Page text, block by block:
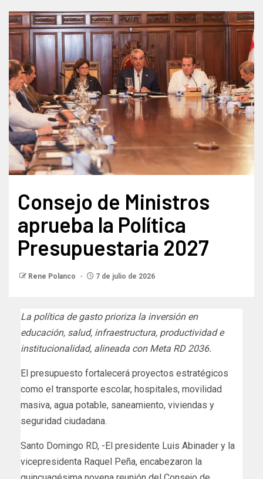
Consejo de Ministros
aprueba la Política
Presupuestaria 2027
Rene Polanco 7 de julio de 2026
La política de gasto prioriza la inversión en
educación, salud, infraestructura, productividad e
institucionalidad, alineada con Meta RD 2036.
El presupuesto fortalecerá proyectos estratégicos
como el transporte escolar, hospitales, movilidad
masiva, agua potable, saneamiento, viviendas y
seguridad ciudadana.
Santo Domingo RD, -El presidente Luis Abinader y la
vicepresidenta Raquel Peña, encabezaron la